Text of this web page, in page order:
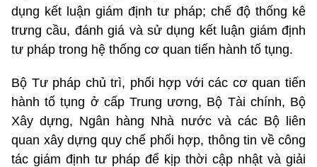
dụng kết luận giám định tư pháp; chế độ thống kê
trưng cầu, đánh giá và sử dụng kết luận giám định
tư pháp trong hệ thống cơ quan tiến hành tố tụng.
Bộ Tư pháp chủ trì, phối hợp với các cơ quan tiến
hành tố tụng ở cấp Trung ương, Bộ Tài chính, Bộ
Xây dựng, Ngân hàng Nhà nước và các Bộ liên
quan xây dựng quy chế phối hợp, thông tin về công
tác giám định tư pháp để kịp thời cập nhật và giải